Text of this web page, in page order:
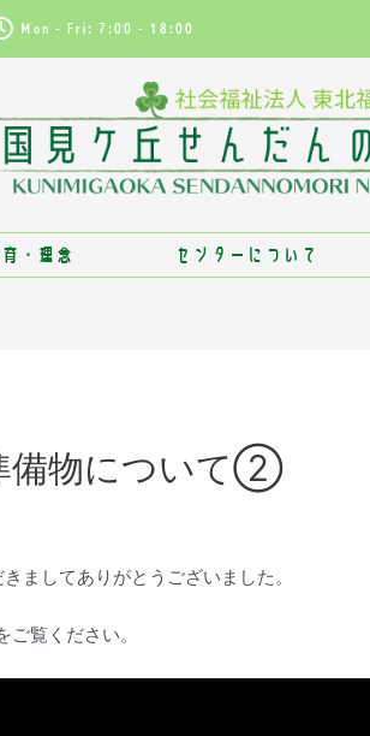
Mon - Fri: 7:00 - 18:00
・理念 センターについて
備物について②
ましてありがとうございました。
覧ください。